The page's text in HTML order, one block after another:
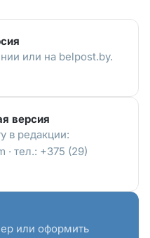
или на belpost.by.
версия
в редакции:
тел.: +375 (29)
или оформить